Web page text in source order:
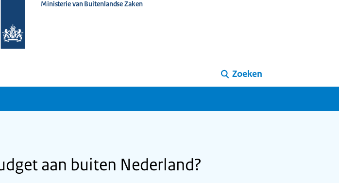
Ministerie van Buitenlandse Zaken
Zoeken
aan buiten Nederland?